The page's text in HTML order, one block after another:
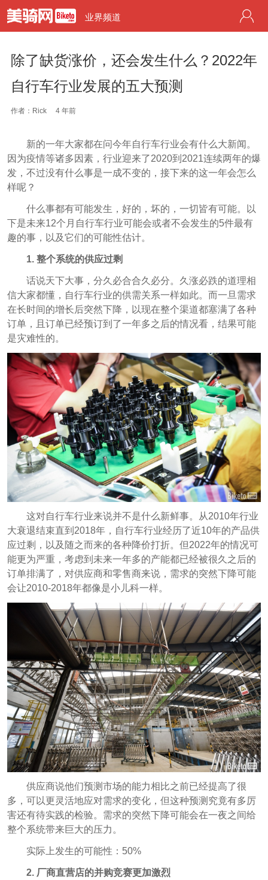
业界频道
除了缺货涨价，还会发生什么？2022年
自行车行业发展的五大预测
作者：Rick 4 年前
新的一年大家都在问今年自行车行业会有什么大新闻。
因为疫情等诸多因素，行业迎来了2020到2021连续两年的爆
发，不过没有什么事是一成不变的，接下来的这一年会怎么
样呢？
什么事都有可能发生，好的，坏的，一切皆有可能。以
下是未来12个月自行车行业可能会或者不会发生的5件最有
趣的事，以及它们的可能性估计。
1. 整个系统的供应过剩
话说天下大事，分久必合合久必分。久涨必跌的道理相
信大家都懂，自行车行业的供需关系一样如此。而一旦需求
在长时间的增长后突然下降，以现在整个渠道都塞满了各种
订单，且订单已经预订到了一年多之后的情况看，结果可能
是灾难性的。
这对自行车行业来说并不是什么新鲜事。从2010年行业
大衰退结束直到2018年，自行车行业经历了近10年的产品供
应过剩，以及随之而来的各种降价打折。但2022年的情况可
能更为严重，考虑到未来一年多的产能都已经被很久之后的
订单排满了，对供应商和零售商来说，需求的突然下降可能
会让2010-2018年都像是小儿科一样。
供应商说他们预测市场的能力相比之前已经提高了很
多，可以更灵活地应对需求的变化，但这种预测究竟有多厉
害还有待实践的检验。需求的突然下降可能会在一夜之间给
整个系统带来巨大的压力。
实际上发生的可能性：50%
2. 厂商直营店的并购竞赛更加激烈